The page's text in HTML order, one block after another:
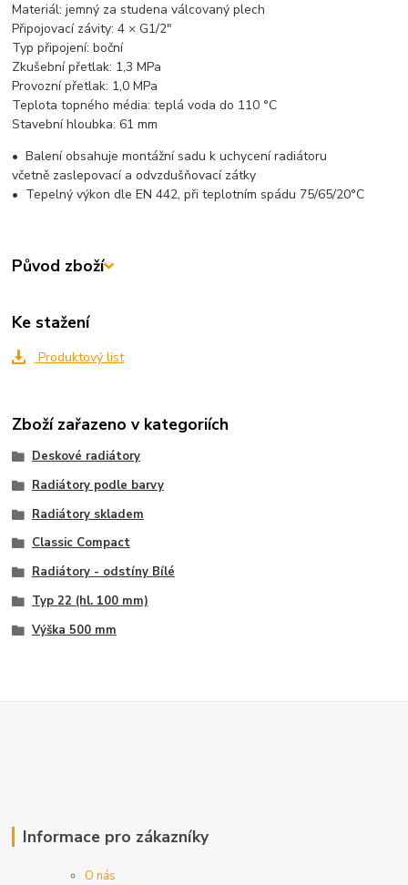
Materiál:jemný za studena válcovaný plech
Připojovací závity: 4 × G1/2"
Typ připojení: boční
Zkušební přetlak: 1,3 MPa
Provozní přetlak: 1,0 MPa
Teplota topného média: teplá voda do 110 °C
Stavební hloubka: 61 mm
• Balení obsahuje montážní sadu k uchycení radiátoru
včetně zaslepovací a odvzdušňovací zátky
• Tepelný výkon dle EN 442, při teplotním spádu 75/65/20°C
Původ zboží
Ke stažení
Produktový list
Zboží zařazeno v kategoriích
Deskové radiátory
Radiátory podle barvy
Radiátory skladem
Classic Compact
Radiátory - odstíny Bílé
Typ 22 (hl. 100 mm)
Výška 500 mm
Informace pro zákazníky
O nás